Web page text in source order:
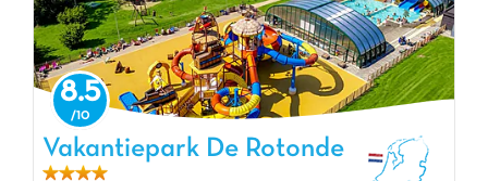
Vakantiepark De Rotonde, Vakantiepark Gelderland
8.5
Vakantiepark De Rotonde